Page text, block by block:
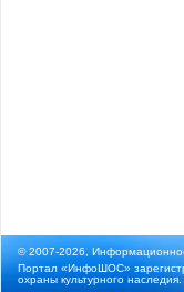
© 2007-2026,
Портал «ИнфоШОС»
охраны культурного